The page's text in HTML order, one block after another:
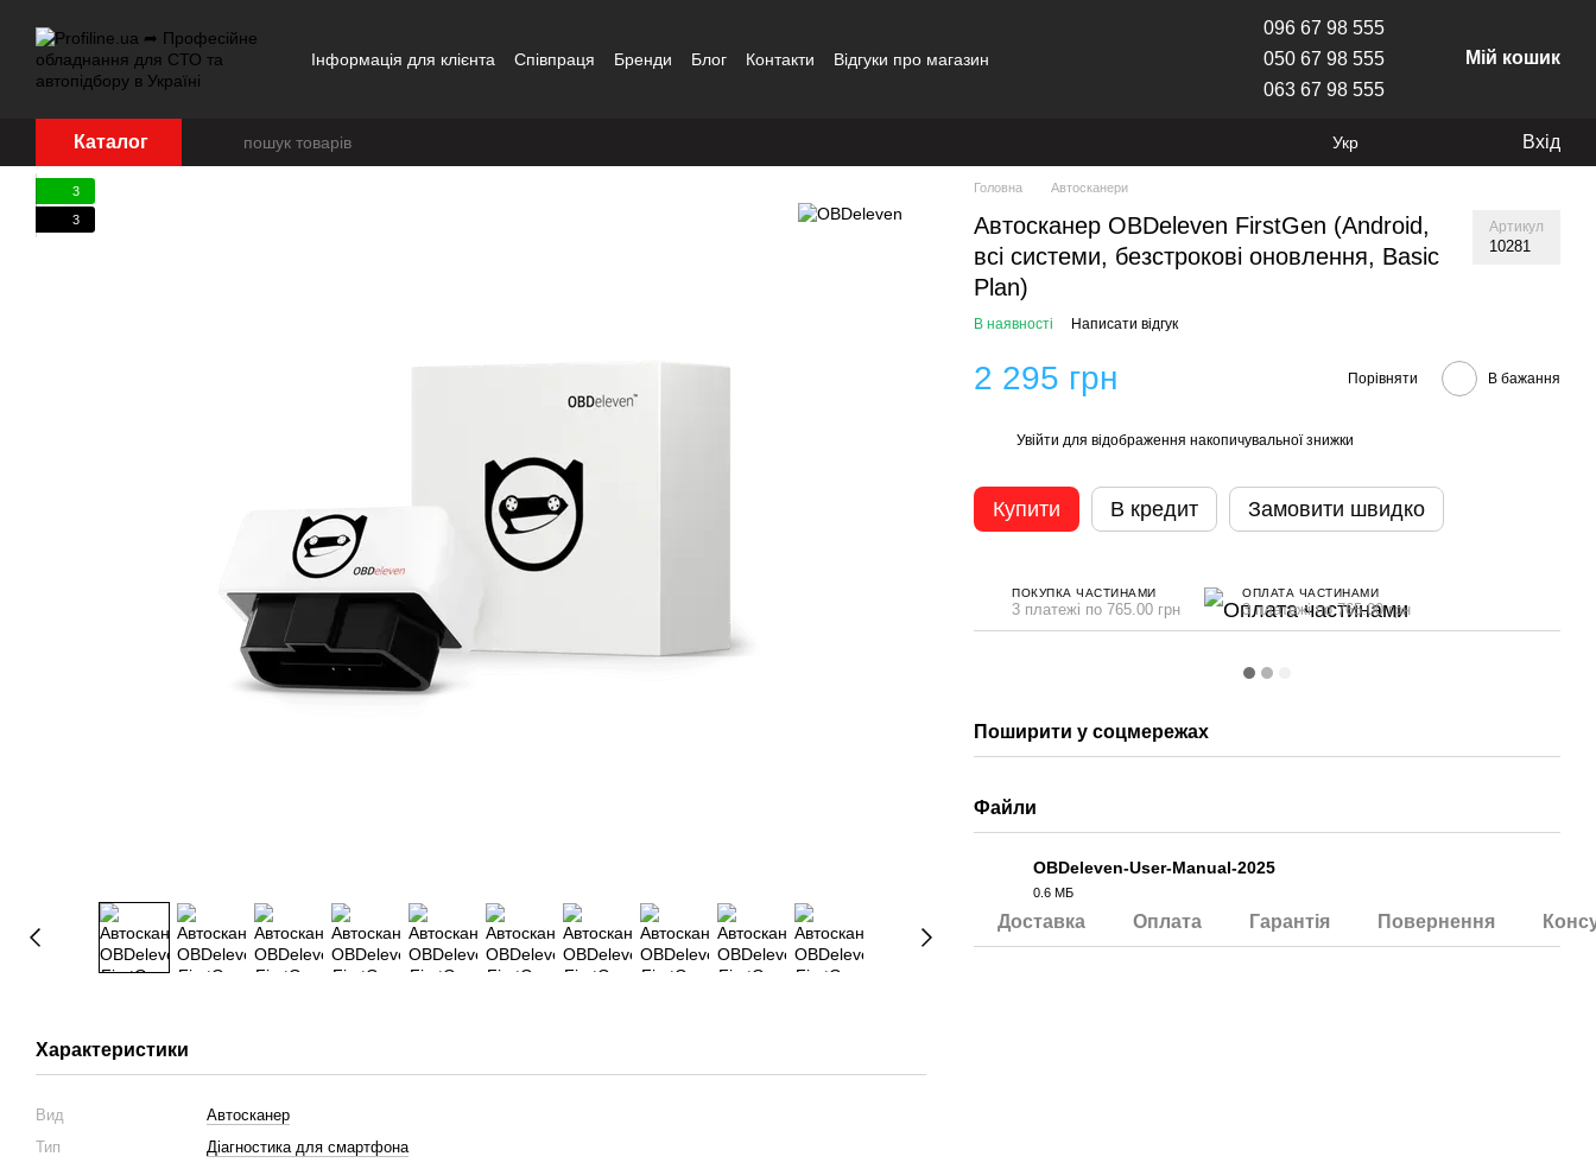
Інформація для клієнта Співпраця Бренди Блог Контакти Відгуки про магазин
096 67 98 555
050 67 98 555
063 67 98 555
Мій кошик
Каталог Укр Вхід
3
3
Характеристики
Вид
Автосканер
Тип
Діагностика для смартфона
Головна Автосканери
Автосканер OBDeleven FirstGen (Android,
всі системи, безстрокові оновлення, Basic
Plan)
Артикул
10281
В наявності Написати відгук
2 295 грн Порівняти В бажання
Увійти для відображення накопичувальної знижки
Купити В кредит Замовити швидко
ПОКУПКА ЧАСТИНАМИ
3 платежі по 765.00 грн
ОПЛАТА ЧАСТИНАМИ
3 платежі по 765.00 грн
Поширити у соцмережах
Файли
OBDeleven-User-Manual-2025
0.6 МБ
Доставка Оплата Гарантія Повернення